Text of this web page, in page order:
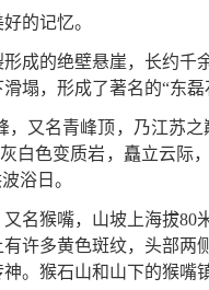
的记忆。
成的绝壁悬崖，长约千
塌，形成了著名的“东磊
又名青峰顶，乃江苏
色变质岩，矗立云际
浴日。
名猴嘴，山坡上海拔80
许多黄色斑纹，头部两
。猴石山和山下的猴嘴